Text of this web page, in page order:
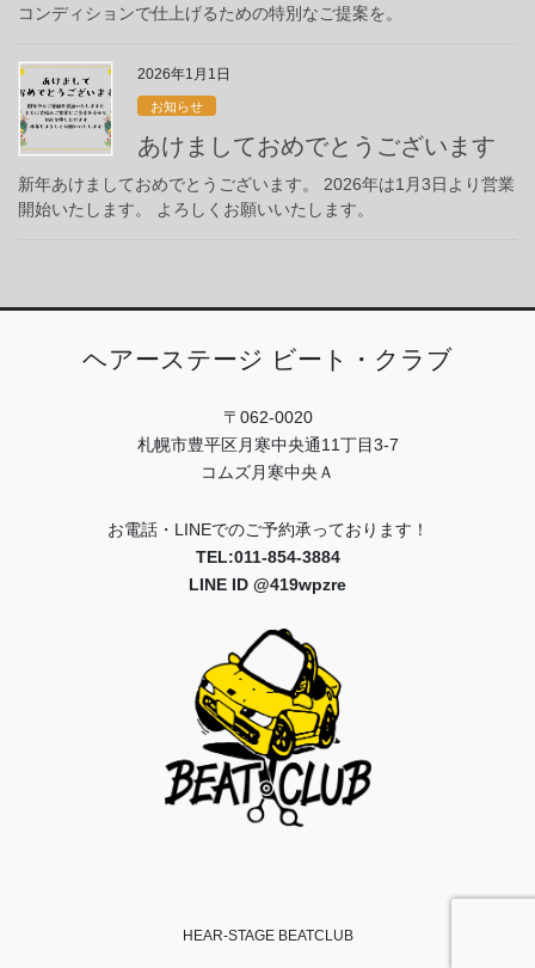
コンディションで仕上げるための特別なご提案を。
2026年1月1日
お知らせ
あけましておめでとうございます
新年あけましておめでとうございます。 2026年は1月3日より営業
開始いたします。 よろしくお願いいたします。
ヘアーステージ ビート・クラブ
〒062-0020
札幌市豊平区月寒中央通11丁目3-7
コムズ月寒中央Ａ
お電話・LINEでのご予約承っております！
TEL:011-854-3884
LINE ID @419wpzre
HEAR-STAGE BEATCLUB